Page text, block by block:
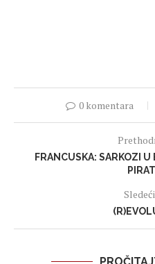
0 komentara
FRANCUSKA: SARKOZI